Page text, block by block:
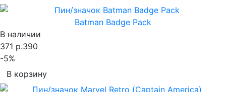
Batman Badge Pack
В наличии
371 р.390
-5%
В корзину